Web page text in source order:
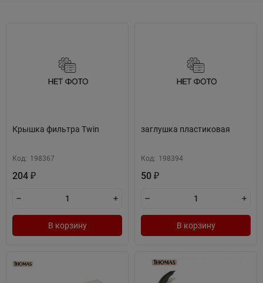
Крышка фильтра Twin
Код: 198367
204 ₽
В корзину
заглушка пластиковая
Код: 198394
50 ₽
В корзину